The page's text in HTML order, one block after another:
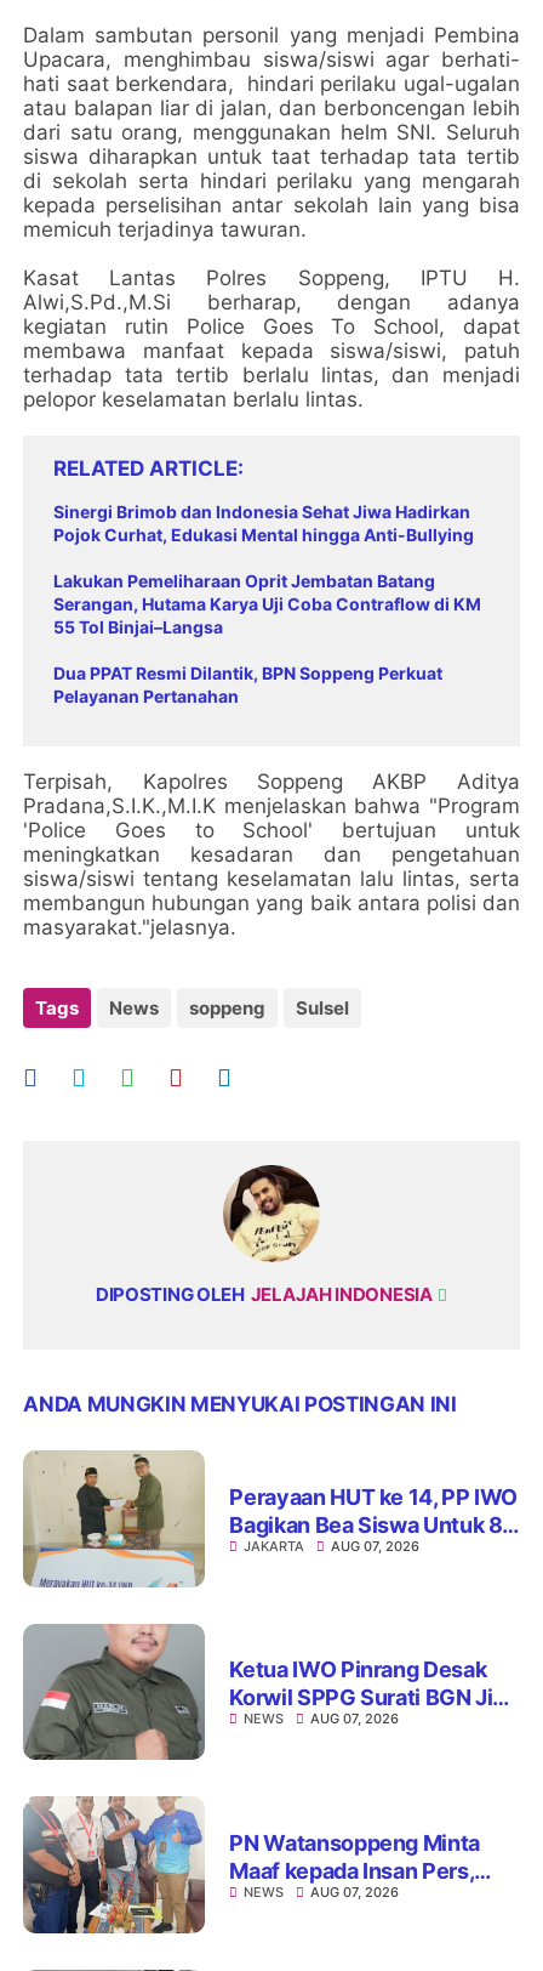
Dalam sambutan personil yang menjadi Pembina
Upacara, menghimbau siswa/siswi agar berhati-
hati saat berkendara, hindari perilaku ugal-ugalan
atau balapan liar di jalan, dan berboncengan lebih
dari satu orang, menggunakan helm SNI. Seluruh
siswa diharapkan untuk taat terhadap tata tertib
di sekolah serta hindari perilaku yang mengarah
kepada perselisihan antar sekolah lain yang bisa
memicuh terjadinya tawuran.
Kasat Lantas Polres Soppeng, IPTU H.
Alwi,S.Pd.,M.Si berharap, dengan adanya
kegiatan rutin Police Goes To School, dapat
membawa manfaat kepada siswa/siswi, patuh
terhadap tata tertib berlalu lintas, dan menjadi
pelopor keselamatan berlalu lintas.
RELATED ARTICLE
Sinergi Brimob dan Indonesia Sehat Jiwa Hadirkan
Pojok Curhat, Edukasi Mental hingga Anti-Bullying
Lakukan Pemeliharaan Oprit Jembatan Batang
Serangan, Hutama Karya Uji Coba Contraflow di KM
55 Tol Binjai–Langsa
Dua PPAT Resmi Dilantik, BPN Soppeng Perkuat
Pelayanan Pertanahan
Terpisah, Kapolres Soppeng AKBP Aditya
Pradana,S.I.K.,M.I.K menjelaskan bahwa "Program
'Police Goes to School' bertujuan untuk
meningkatkan kesadaran dan pengetahuan
siswa/siswi tentang keselamatan lalu lintas, serta
membangun hubungan yang baik antara polisi dan
masyarakat."jelasnya.
Tags News soppeng Sulsel
DIPOSTING OLEH JELAJAH INDONESIA
ANDA MUNGKIN MENYUKAI POSTINGAN INI
Perayaan HUT ke 14, PP IWO
Bagikan Bea Siswa Untuk 8
Siswa SD Muhammadiyah
JAKARTA AUG 07, 2026
Ketua IWO Pinrang Desak
Korwil SPPG Surati BGN Jika
Ditemukan Dapur MBG Tak
NEWS AUG 07, 2026
PN Watansoppeng Minta
Maaf kepada Insan Pers,
Tegaskan Komitmen
NEWS AUG 07, 2026